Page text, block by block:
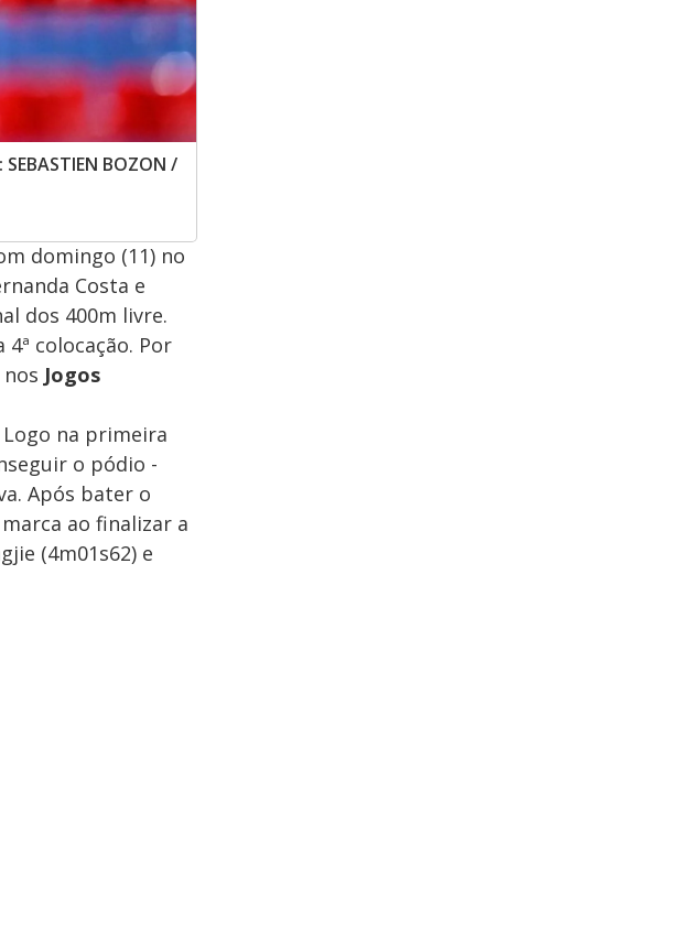
BOZON /
domingo (11) no
Costa e
dos 400m livre.
colocação. Por
Jogos
na primeira
o pódio -
Após bater o
ao finalizar a
(4m01s62) e